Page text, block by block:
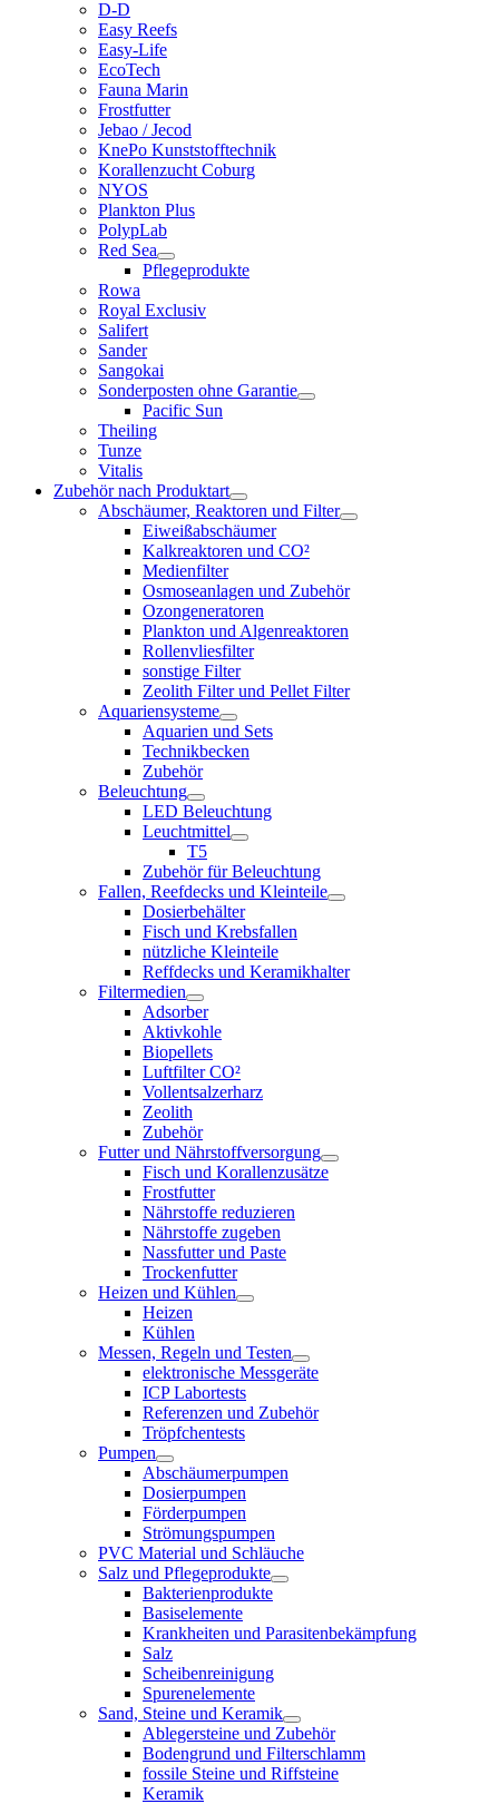
D-D
Easy Reefs
Easy-Life
EcoTech
Fauna Marin
Frostfutter
Jebao / Jecod
KnePo Kunststofftechnik
Korallenzucht Coburg
NYOS
Plankton Plus
PolypLab
Red Sea
Pflegeprodukte
Rowa
Royal Exclusiv
Salifert
Sander
Sangokai
Sonderposten ohne Garantie
Pacific Sun
Theiling
Tunze
Vitalis
Zubehör nach Produktart
Abschäumer, Reaktoren und Filter
Eiweißabschäumer
Kalkreaktoren und CO²
Medienfilter
Osmoseanlagen und Zubehör
Ozongeneratoren
Plankton und Algenreaktoren
Rollenvliesfilter
sonstige Filter
Zeolith Filter und Pellet Filter
Aquariensysteme
Aquarien und Sets
Technikbecken
Zubehör
Beleuchtung
LED Beleuchtung
Leuchtmittel
T5
Zubehör für Beleuchtung
Fallen, Reefdecks und Kleinteile
Dosierbehälter
Fisch und Krebsfallen
nützliche Kleinteile
Reffdecks und Keramikhalter
Filtermedien
Adsorber
Aktivkohle
Biopellets
Luftfilter CO²
Vollentsalzerharz
Zeolith
Zubehör
Futter und Nährstoffversorgung
Fisch und Korallenzusätze
Frostfutter
Nährstoffe reduzieren
Nährstoffe zugeben
Nassfutter und Paste
Trockenfutter
Heizen und Kühlen
Heizen
Kühlen
Messen, Regeln und Testen
elektronische Messgeräte
ICP Labortests
Referenzen und Zubehör
Tröpfchentests
Pumpen
Abschäumerpumpen
Dosierpumpen
Förderpumpen
Strömungspumpen
PVC Material und Schläuche
Salz und Pflegeprodukte
Bakterienprodukte
Basiselemente
Krankheiten und Parasitenbekämpfung
Salz
Scheibenreinigung
Spurenelemente
Sand, Steine und Keramik
Ablegersteine und Zubehör
Bodengrund und Filterschlamm
fossile Steine und Riffsteine
Keramik